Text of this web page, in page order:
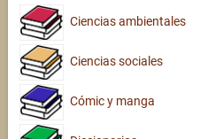
Ciencias ambientales
Ciencias sociales
Cómic y manga